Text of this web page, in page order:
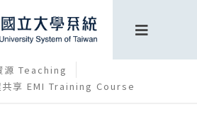
源 Teaching
共享 EMI Training Course